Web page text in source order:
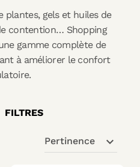
plantes, gels et huiles de
contention… Shopping
gamme complète de
à améliorer le confort
FILTRES
Pertinence expand_more